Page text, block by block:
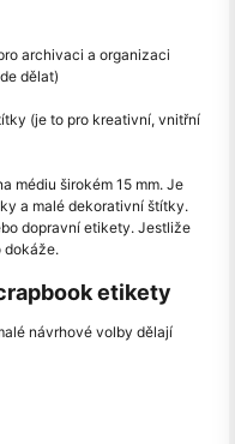
archivaci a organizaci
dělat)
(je to pro kreativní, vnitřní
médiu širokém 15 mm. Je
a malé dekorativní štítky.
dopravní etikety. Jestliže
dokáže.
etikety
návrhové volby dělají